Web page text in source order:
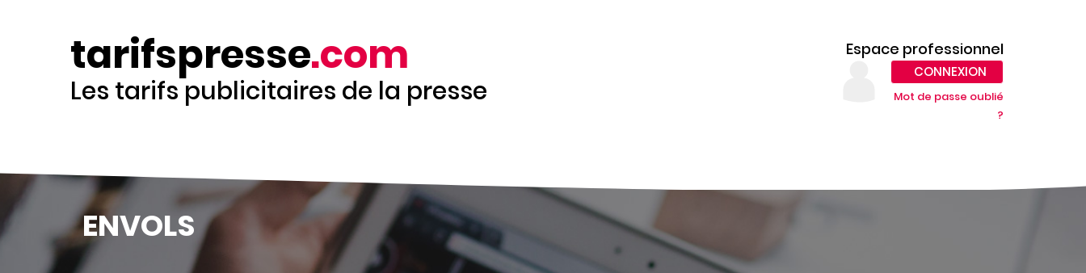
tarifspresse.com
Les tarifs publicitaires de la presse
Espace professionnel
CONNEXION
Mot de passe oublié
?
ENVOLS